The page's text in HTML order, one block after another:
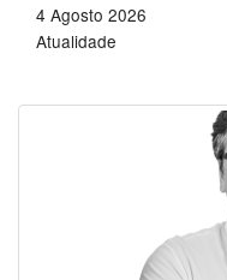
4 Agosto 2026
Atualidade